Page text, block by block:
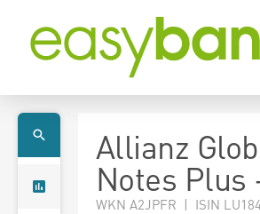
Allianz
Notes Plus
WKN A2JPFR | ISIN